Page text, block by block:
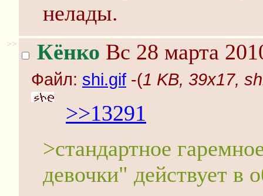
нелады.
>> Кёнко Вс 28 марта
Файл: shi.gif -(1 KB, 39x17,
>>13291
>стандартное
девочки" действует в